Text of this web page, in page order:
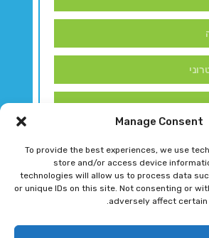
Manage Consent
To provide the best experiences, we use
store and/or access device
technologies will allow us to process data
or unique IDs on this site. Not consenting or
adversely affect